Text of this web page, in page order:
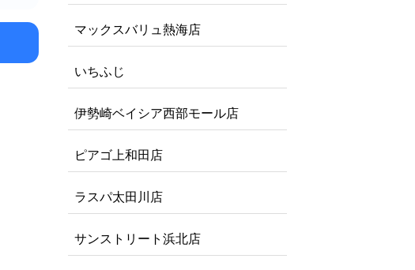
マックスバリュ熱海店
いちふじ
伊勢崎ベイシア西部モール店
ピアゴ上和田店
ラスパ太田川店
サンストリート浜北店